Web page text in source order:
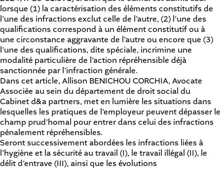
lorsque (1) la caractérisation des éléments constitutifs de
l’une des infractions exclut celle de l’autre, (2) l’une des
qualifications correspond à un élément constitutif ou à
une circonstance aggravante de l’autre ou encore que (3)
l’une des qualifications, dite spéciale, incrimine une
modalité particulière de l’action répréhensible déjà
sanctionnée par l’infraction générale.
Dans cet article, Allison BENICHOU CORCHIA, Avocate
Associée au sein du département de droit social du
Cabinet d&a partners, met en lumière les situations dans
lesquelles les pratiques de l’employeur peuvent dépasser le
champ prud’homal pour entrer dans celui des infractions
pénalement répréhensibles.
Seront successivement abordées les infractions liées à
l’hygiène et la sécurité au travail (I), le travail illégal (II), le
délit d’entrave (III), ainsi que les évolutions